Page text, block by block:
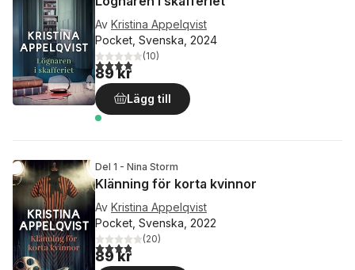
Av Kristina Appelqvist
Pocket, Svenska, 2024
3,9utav 5 stjärnor. Totalt antal röster:
(10)
89 kr
Lägg till
Del 1 - Nina Storm
Klänning för korta kvinnor
Av Kristina Appelqvist
Pocket, Svenska, 2022
3,8utav 5 stjärnor. Totalt antal röster:
(20)
89 kr